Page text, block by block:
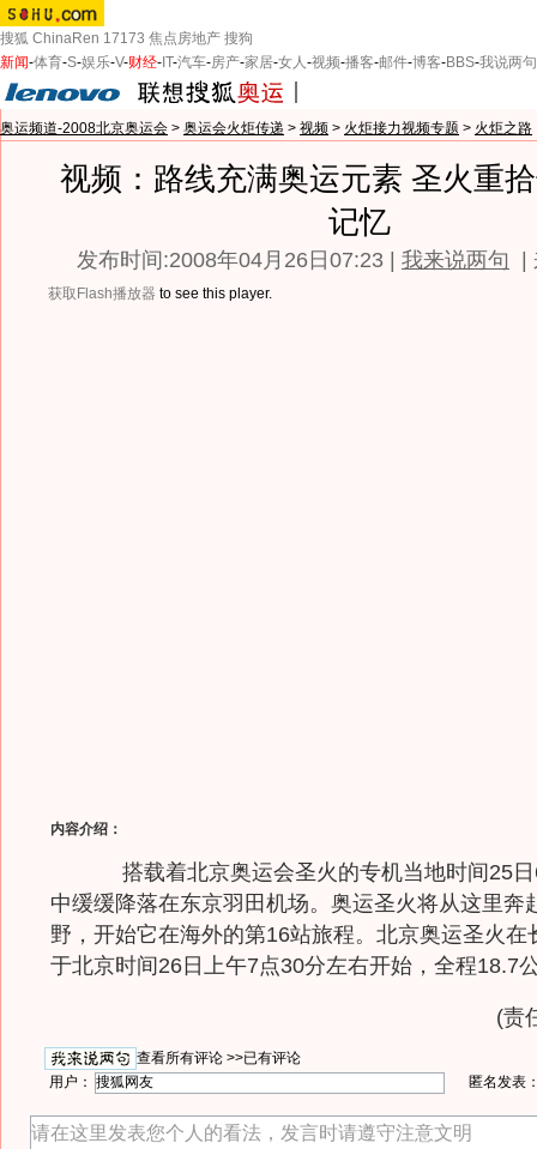
搜狐 ChinaRen 17173 焦点房地产 搜狗
新闻-体育-S-娱乐-V-财经- IT-汽车-房产-家居-女人-视频-播客-邮件-博客-BBS-我说两句
奥运频道-2008北京奥运会 > 奥运会火炬传递 > 视频 > 火炬接力视频专题 > 火炬之路
视频：路线充满奥运元素 圣火重
记忆
发布时间:2008年04月26日07:23 | 我来说两句 |
获取Flash播放器 to see this player.
内容介绍：
搭载着北京奥运会圣火的专机当地时间25日
中缓缓降落在东京羽田机场。奥运圣火将从这里奔
野，开始它在海外的第16站旅程。北京奥运圣火在
于北京时间26日上午7点30分左右开始，全程18.7
(责
查看所有评论 >>已有评论
用户：
匿名发表